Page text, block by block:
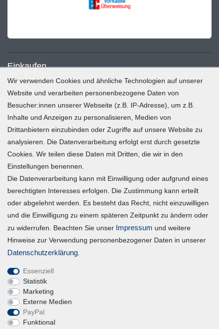
Einkaufen
Zahlung und Versand
Widerrufsrecht
Warenkorb
Zur Kasse
Mein Konto
Registrieren
Login
Vertrag widerrufen
Unternehmen
Blog
Datenschutzerklärung
Erklärung zur Barrierefreiheit
AGB
Wir verwenden Cookies und ähnliche Technologien auf unserer
Website und verarbeiten personenbezogene Daten von
Besucher:innen unserer Webseite (z.B. IP-Adresse), um z.B.
Inhalte und Anzeigen zu personalisieren, Medien von
Drittanbietern einzubinden oder Zugriffe auf unsere Website zu
analysieren. Die Datenverarbeitung erfolgt erst durch gesetzte
Cookies. Wir teilen diese Daten mit Dritten, die wir in den
Einstellungen benennen.
Die Datenverarbeitung kann mit Einwilligung oder aufgrund eines
berechtigten Interesses erfolgen. Die Zustimmung kann erteilt
oder abgelehnt werden. Es besteht das Recht, nicht einzuwilligen
und die Einwilligung zu einem späteren Zeitpunkt zu ändern oder
zu widerrufen. Beachten Sie unser Impressum und weitere
Hinweise zur Verwendung personenbezogener Daten in unserer
Daten­schutz­erklärung
Essenziell
Statistik
Marketing
Externe Medien
PayPal
Funktional